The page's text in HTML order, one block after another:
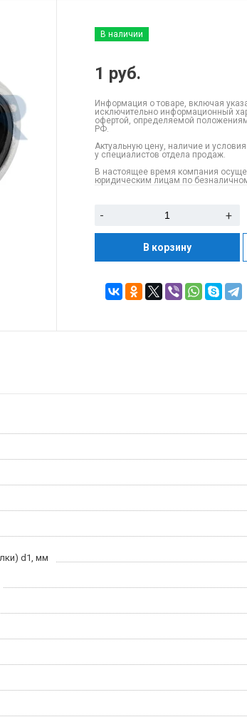
В наличии
1 руб.
Информация о товаре, включая
исключительно информационный
офертой, определяемой
РФ.
Актуальную цену, наличие и
у специалистов отдела продаж.
В настоящее время компания
юридическим лицам по
- +
В корзину
d1, мм